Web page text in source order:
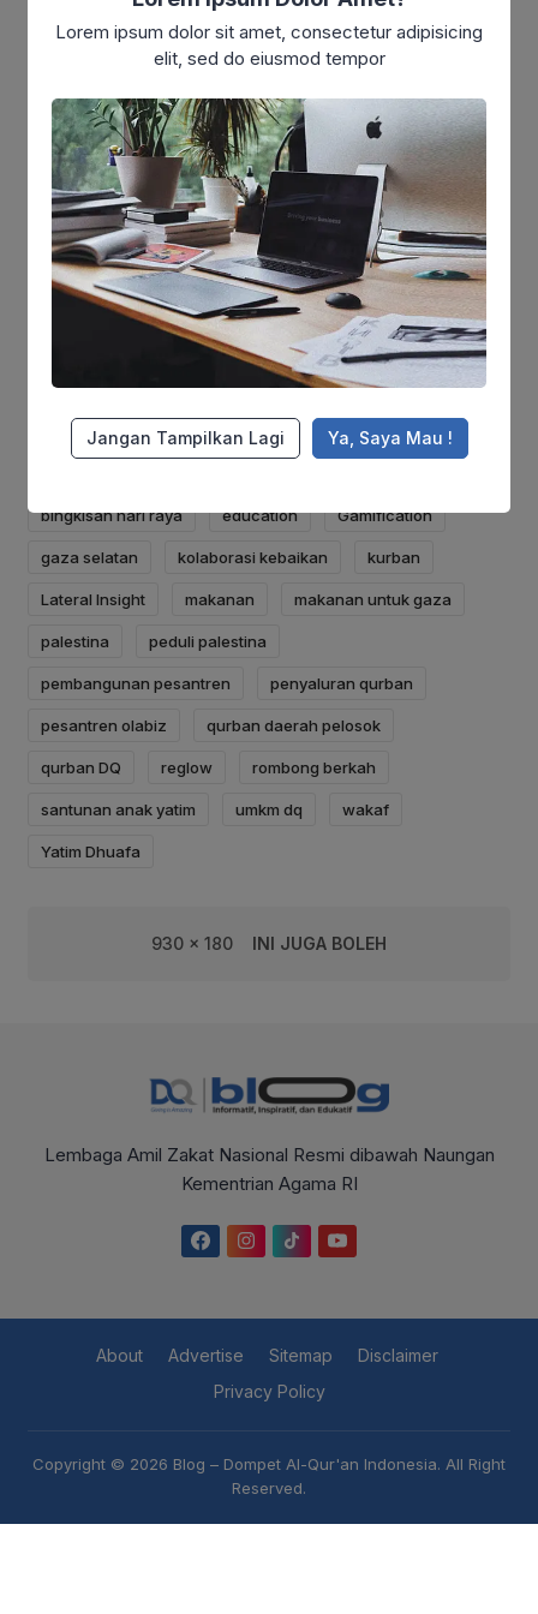
Startup(2)
Tak Berkategori(102)
Technology(6)
Tag Terpopuler
air bersih Al Qur'an bantuan biaya hidup
bantuan makanan bantuan makanan untuk gaza
bantuan modal usaha bantuan palestina beasiswa
beasiswa dq beasiswa santri Beasiswa Yatim
beasiswa yatim dhuafa berbagi
bingkisan hari raya education Gamification
gaza selatan kolaborasi kebaikan kurban
Lateral Insight makanan makanan untuk gaza
palestina peduli palestina
pembangunan pesantren penyaluran qurban
pesantren olabiz qurban daerah pelosok
qurban DQ reglow rombong berkah
santunan anak yatim umkm dq wakaf
Yatim Dhuafa
930 x 180 INI JUGA BOLEH
Lembaga Amil Zakat Nasional Resmi dibawah Naungan
Kementrian Agama RI
About Advertise Sitemap
Disclaimer
Privacy Policy
Copyright © 2026 Blog – Dompet Al-Qur'an Indonesia. All Right
Reserved.
Lorem ipsum dolor sit amet, consectetur adipisicing
elit, sed do eiusmod tempor
Jangan Tampilkan Lagi Ya, Saya Mau !